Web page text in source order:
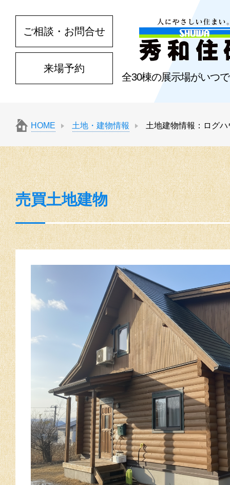
全30棟の展示場がいつ
ご相談・お問合せ
来場予約
HOME 土地・建物情報 土地建物情報：ログハ
売買土地建物